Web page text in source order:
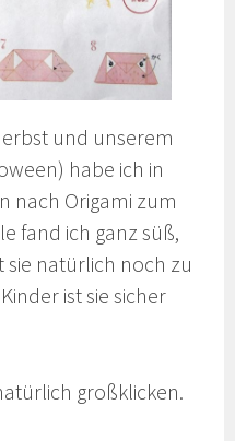
und unserem
habe ich in
nach Origami zum
fand ich ganz süß,
sie natürlich noch zu
ist sie sicher
großklicken.